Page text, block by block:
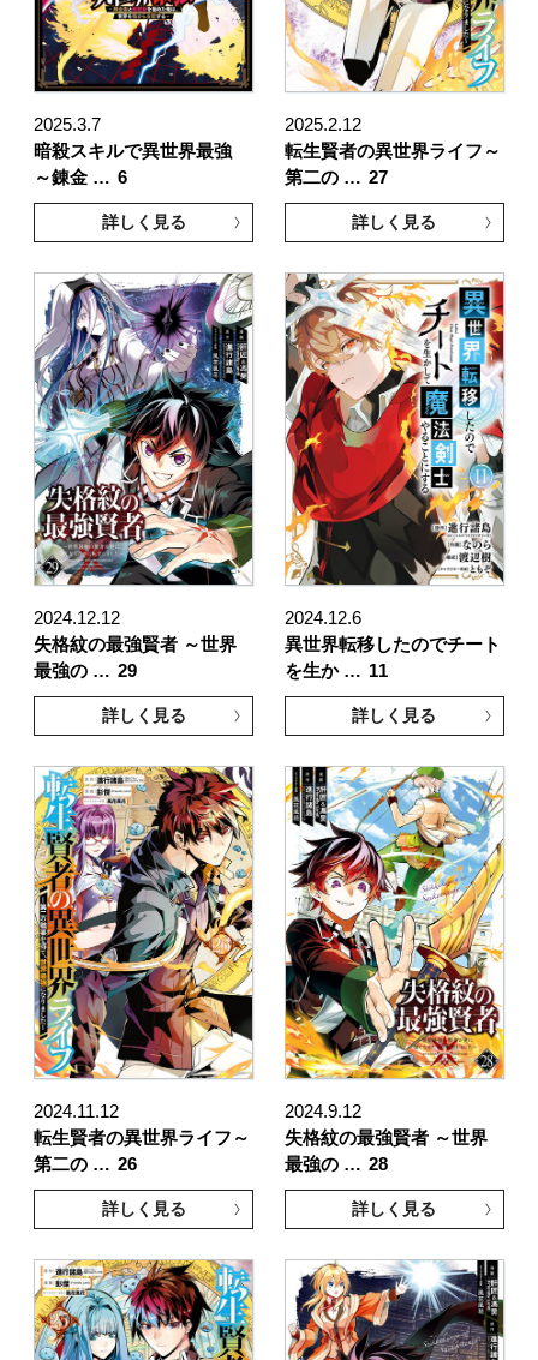
2025.3.7
暗殺スキルで異世界最強
～錬金 … 6
詳しく見る
2025.2.12
転生賢者の異世界ライフ～
第二の … 27
詳しく見る
2024.12.12
失格紋の最強賢者 ～世界
最強の … 29
詳しく見る
2024.12.6
異世界転移したのでチート
を生か … 11
詳しく見る
2024.11.12
転生賢者の異世界ライフ～
第二の … 26
詳しく見る
2024.9.12
失格紋の最強賢者 ～世界
最強の … 28
詳しく見る